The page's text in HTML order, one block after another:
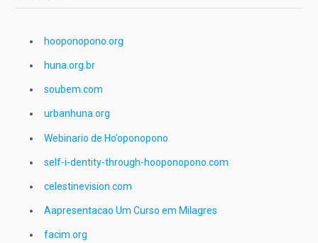
hooponopono.org
huna.org.br
soubem.com
urbanhuna.org
Webinario de Ho’oponopono
self-i-dentity-through-hooponopono.com
celestinevision.com
Aapresentacao Um Curso em Milagres
facim.org